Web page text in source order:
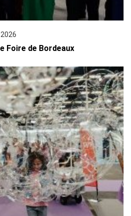
Foire de Bordeaux